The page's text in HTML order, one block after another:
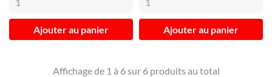
Ajouter au panier Ajouter au panier
Affichage de 1 à 6 sur 6 produits au total